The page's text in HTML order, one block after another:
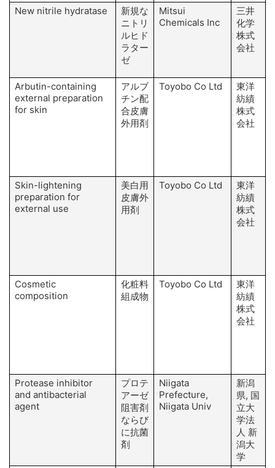
New nitrile hydratase
新規な
ニトリ
ルヒド
ラター
ゼ
Mitsui
Chemicals Inc
三井
化学
株式
会社
Arbutin-containing
external preparation
for skin
アルブ
チン配
合皮膚
外用剤
Toyobo Co Ltd
東洋
紡績
株式
会社
Skin-lightening
preparation for
external use
美白用
皮膚外
用剤
Toyobo Co Ltd
東洋
紡績
株式
会社
Cosmetic
composition
化粧料
組成物
Toyobo Co Ltd
東洋
紡績
株式
会社
Protease inhibitor
and antibacterial
agent
プロテ
アーゼ
阻害剤
ならび
に抗菌
剤
Niigata
Prefecture,
Niigata Univ
新潟
県, 国
立大
学法
人 新
潟大
学